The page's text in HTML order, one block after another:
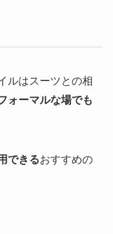
ルはスーツとの相
ォーマルな場でも
できるおすすめの